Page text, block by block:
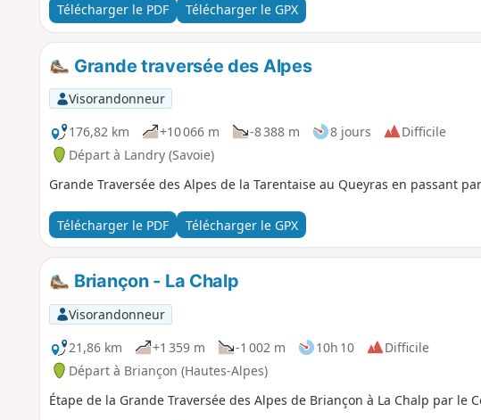
Télécharger le PDF Télécharger le GPX
Grande traversée des Alpes
Visorandonneur
176,82 km
+10 066 m -8 388 m 8 jours
Difficile
Départ à Landry (Savoie)
Grande Traversée des Alpes de la Tarentaise au Queyras en passant
Télécharger le PDF Télécharger le GPX
Briançon - La Chalp
Visorandonneur
21,86 km
+1 359 m -1 002 m 10h 10
Difficile
Départ à Briançon (Hautes-Alpes)
Étape de la Grande Traversée des Alpes de Briançon à La Chalp par le